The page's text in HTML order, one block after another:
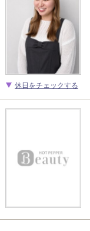
休日をチェックする